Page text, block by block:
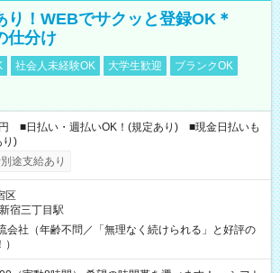
り！WEBでサクッと登録OK＊
仕分け
社会人未経験OK 大学生歓迎
ブランクOK
■日払い・週払いOK！(規定あり) ■現金日払いも
り)
途支給あり
区
新宿三丁目駅
会社（年齢不問／「無理なく続けられる」と好評の